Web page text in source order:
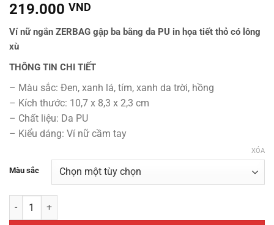
219.000 VND
Ví nữ ngắn ZERBAG gập ba bằng da PU in họa tiết thỏ có lông
xù
THÔNG TIN CHI TIẾT
– Màu sắc: Đen, xanh lá, tím, xanh da trời, hồng
– Kích thước: 10,7 x 8,3 x 2,3 cm
– Chất liệu: Da PU
– Kiểu dáng: Ví nữ cầm tay
Màu sắc
XÓA
Ví nữ ngắn ZERBAG gập ba bằng da PU in họa tiết thỏ có lông xù số